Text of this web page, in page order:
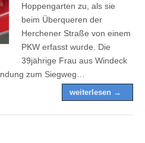
Hoppengarten zu, als sie
beim Überqueren der
Herchener Straße von einem
PKW erfasst wurde. Die
39jährige Frau aus Windeck
zum Siegweg…
weiterlesen →